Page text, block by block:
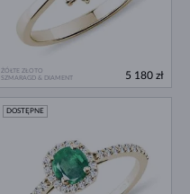
ŻÓŁTE ZŁOTO
SZMARAGD & DIAMENT
5 180 zł
DOSTĘPNE